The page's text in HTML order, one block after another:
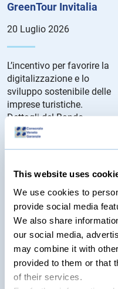
This website uses
We use cookies to
provide social media
We also share
our social media,
may combine it with
provided to them or that
of their services.
GreenTour Invitalia
20 Luglio 2026
L’incentivo per favorire la
digitalizzazione e lo
sviluppo sostenibile delle
imprese turistiche.
Dettagli del Bando...
Bando Camera di
Commercio di Padova
per l’erogazione di